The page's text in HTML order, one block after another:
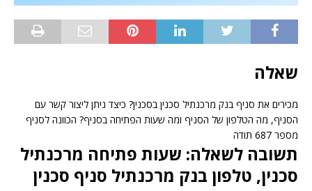
שאלה
מכירים את סניף בנק מרכנתיל סכנין בסכנין? כיצד ניתן ליצור קשר עם
הסניף, מה הטלפון של הסניף ומה שעות הפתיחה בסניף? הכוונה לסניף
מספר 687 תודה
תשובה לשאלה: שעות פתיחה מרכנתיל
סכנין, טלפון בנק מרכנתיל סניף סכנין